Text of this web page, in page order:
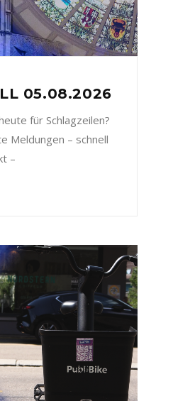
05.08.2026
für Schlagzeilen?
Meldungen – schnell
–